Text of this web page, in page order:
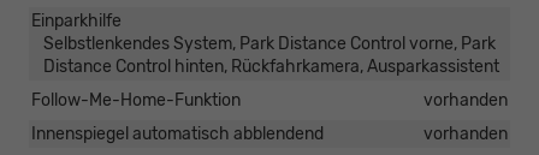
Einparkhilfe
Selbstlenkendes System, Park Distance Control vorne, Park
Distance Control hinten, Rückfahrkamera, Ausparkassistent
Follow-Me-Home-Funktion
vorhanden
Innenspiegel automatisch abblendend
vorhanden